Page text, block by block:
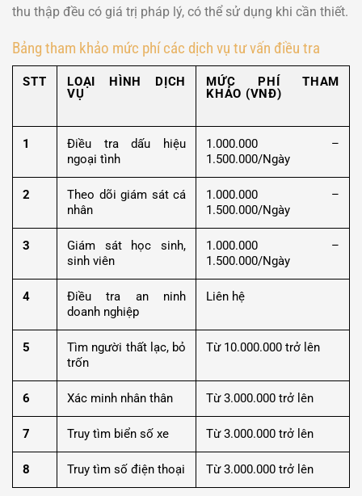
thu thập đều có giá trị pháp lý, có thể sử dụng khi cần thiết.
Bảng tham khảo mức phí các dịch vụ tư vấn điều tra
STT
LOẠI HÌNH DỊCH
VỤ
MỨC PHÍ THAM
KHẢO (VNĐ)
1
Điều tra dấu hiệu
ngoại tình
1.000.000 –
1.500.000/Ngày
2
Theo dõi giám sát cá
nhân
1.000.000 –
1.500.000/Ngày
3
Giám sát học sinh,
sinh viên
1.000.000 –
1.500.000/Ngày
4
Điều tra an ninh
doanh nghiệp
Liên hệ
5
Tìm người thất lạc, bỏ
trốn
Từ 10.000.000 trở lên
6 Xác minh nhân thân Từ 3.000.000 trở lên
7 Truy tìm biển số xe Từ 3.000.000 trở lên
8 Truy tìm số điện thoại Từ 3.000.000 trở lên